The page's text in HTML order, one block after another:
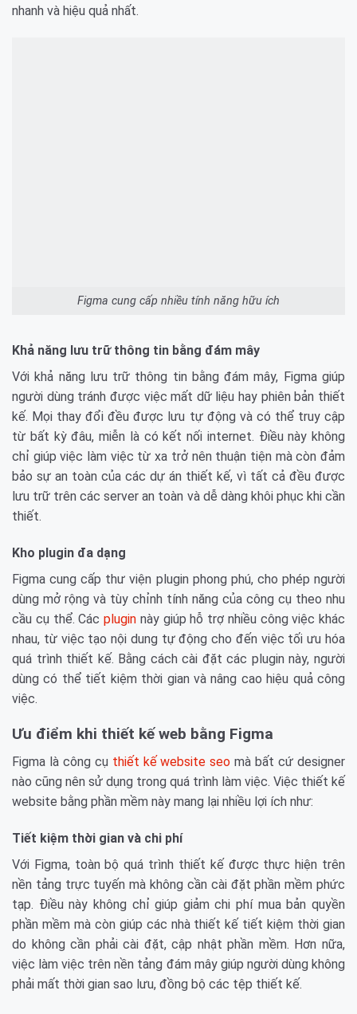
nhanh và hiệu quả nhất.
Figma cung cấp nhiều tính năng hữu ích
Khả năng lưu trữ thông tin bằng đám mây
Với khả năng lưu trữ thông tin bằng đám mây, Figma giúp
người dùng tránh được việc mất dữ liệu hay phiên bản thiết
kế. Mọi thay đổi đều được lưu tự động và có thể truy cập
từ bất kỳ đâu, miễn là có kết nối internet. Điều này không
chỉ giúp việc làm việc từ xa trở nên thuận tiện mà còn đảm
bảo sự an toàn của các dự án thiết kế, vì tất cả đều được
lưu trữ trên các server an toàn và dễ dàng khôi phục khi cần
thiết.
Kho plugin đa dạng
Figma cung cấp thư viện plugin phong phú, cho phép người
dùng mở rộng và tùy chỉnh tính năng của công cụ theo nhu
cầu cụ thể. Các plugin này giúp hỗ trợ nhiều công việc khác
nhau, từ việc tạo nội dung tự động cho đến việc tối ưu hóa
quá trình thiết kế. Bằng cách cài đặt các plugin này, người
dùng có thể tiết kiệm thời gian và nâng cao hiệu quả công
việc.
Ưu điểm khi thiết kế web bằng Figma
Figma là công cụ thiết kế website seo mà bất cứ designer
nào cũng nên sử dụng trong quá trình làm việc. Việc thiết kế
website bằng phần mềm này mang lại nhiều lợi ích như:
Tiết kiệm thời gian và chi phí
Với Figma, toàn bộ quá trình thiết kế được thực hiện trên
nền tảng trực tuyến mà không cần cài đặt phần mềm phức
tạp. Điều này không chỉ giúp giảm chi phí mua bản quyền
phần mềm mà còn giúp các nhà thiết kế tiết kiệm thời gian
do không cần phải cài đặt, cập nhật phần mềm. Hơn nữa,
việc làm việc trên nền tảng đám mây giúp người dùng không
phải mất thời gian sao lưu, đồng bộ các tệp thiết kế.